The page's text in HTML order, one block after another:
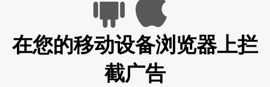
在您的移动设备浏览器上拦
截广告